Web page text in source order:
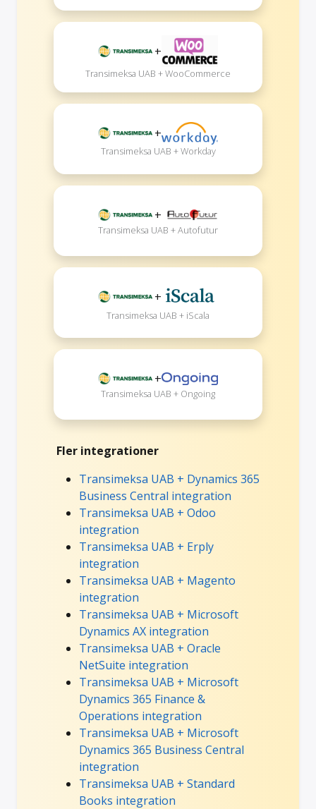
+
Transimeksa UAB + WooCommerce
+
Transimeksa UAB + Workday
+
Transimeksa UAB + Autofutur
+
Transimeksa UAB + iScala
+
Transimeksa UAB + Ongoing
Fler integrationer
Transimeksa UAB + Dynamics 365
Business Central integration
Transimeksa UAB + Odoo
integration
Transimeksa UAB + Erply
integration
Transimeksa UAB + Magento
integration
Transimeksa UAB + Microsoft
Dynamics AX integration
Transimeksa UAB + Oracle
NetSuite integration
Transimeksa UAB + Microsoft
Dynamics 365 Finance &
Operations integration
Transimeksa UAB + Microsoft
Dynamics 365 Business Central
integration
Transimeksa UAB + Standard
Books integration